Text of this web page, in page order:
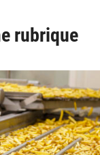
rubrique